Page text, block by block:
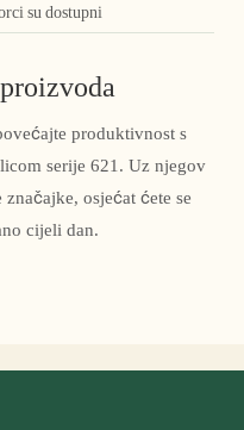
su dostupni
produktivnost s
serije 621. Uz njegov
osjećat ćete se
cijeli dan.